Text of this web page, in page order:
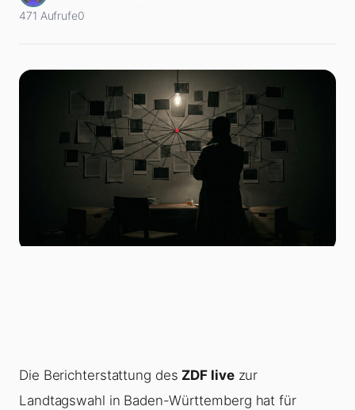
471 Aufrufe0
Die Berichterstattung des ZDF livezur
Landtagswahl in Baden-Württemberg hat für